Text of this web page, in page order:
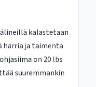
kalastetaan
harria ja taimenta
on 20 lbs
suuremmankin